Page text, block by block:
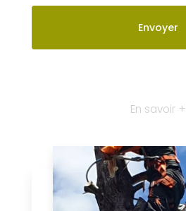
données conservées. Voir notrepolitique